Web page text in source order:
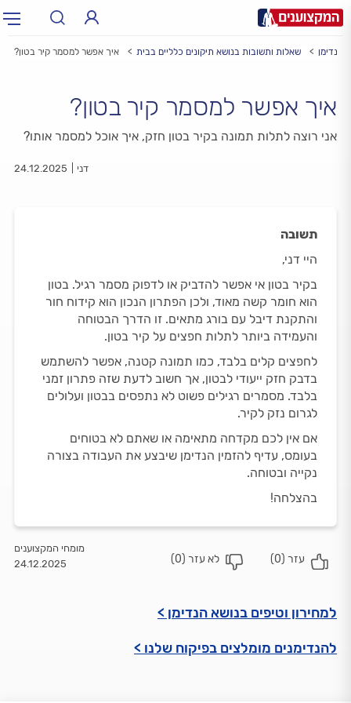
עיר: תל אביב, חיפה…
הנדימן שאלות ותשובות בנושא תיקונים כלליים בבית איך אפשר למסמר קיר בטון?
איך אפשר למסמר קיר בטון?
אני רוצה לתלות תמונה בקיר בטון חזק, איך אוכל למסמר אותו?
דני 24.12.2025
תשובה
היי דני,
בקיר בטון אי אפשר להדביק או לדפוק מסמר רגיל. בטון
הוא חומר קשה מאוד, ולכן הפתרון הנכון הוא קידוח חור
והתקנת דיבל עם בורג מתאים. זו הדרך הבטוחה
והעמידה ביותר לתלות חפצים על קיר בטון.
לחפצים קלים בלבד, כמו תמונה קטנה, אפשר להשתמש
בדבק חזק ייעודי לבטון, אך חשוב לדעת שזה פתרון זמני
בלבד. מסמרים רגילים פשוט לא נתפסים בבטון ועלולים
לגרום נזק לקיר.
אם אין לכם מקדחה מתאימה או שאתם לא בטוחים
בעומס, עדיף להזמין הנדימן שיבצע את העבודה בצורה
נקייה ובטוחה.
בהצלחה!
0
)
0
)
מומחי המקצוענים
24.12.2025
למחירון וטיפים בנושא הנדימן >
להנדימנים מומלצים בפיקוח שלנו >